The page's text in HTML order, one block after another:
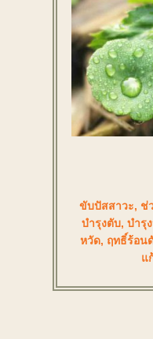
ขับปัสสาวะ, ช่
บำรุงตับ,บำรุ
หวัด, ฤทธิ์ร้อน
แ